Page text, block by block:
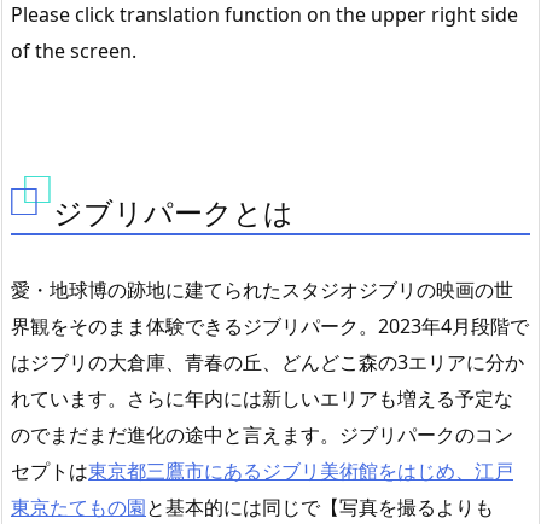
Please click translation function on the upper right side
of the screen.
ジブリパークとは
愛・地球博の跡地に建てられたスタジオジブリの映画の世
界観をそのまま体験できるジブリパーク。2023年4月段階で
はジブリの大倉庫、青春の丘、どんどこ森の3エリアに分か
れています。さらに年内には新しいエリアも増える予定な
のでまだまだ進化の途中と言えます。ジブリパークのコン
セプトは東京都三鷹市にあるジブリ美術館をはじめ、江戸
東京たてもの園と基本的には同じで【写真を撮るよりも